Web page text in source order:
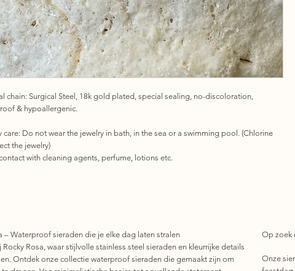
chain: Surgical Steel, 18k gold plated, special sealing, no-discoloration,
& hypoallergenic.
care: Do not wear the jewelry in bath, in the sea or a swimming pool. (Chlorine
the jewelry)
with cleaning agents, perfume, lotions etc.
– Waterproof sieraden die je elke dag laten stralen
Rosa, waar stijlvolle stainless steel sieraden en kleurrijke details
Ontdek onze collectie waterproof sieraden die gemaakt zijn om
Op zoek
Onze